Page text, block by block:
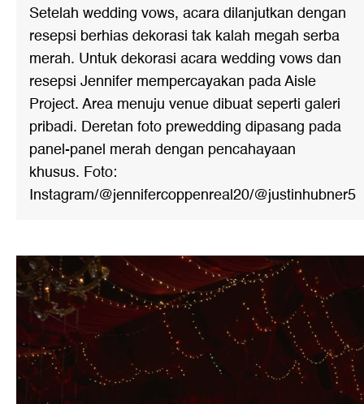
Setelah wedding vows, acara dilanjutkan dengan
resepsi berhias dekorasi tak kalah megah serba
merah. Untuk dekorasi acara wedding vows dan
resepsi Jennifer mempercayakan pada Aisle
Project. Area menuju venue dibuat seperti galeri
pribadi. Deretan foto prewedding dipasang pada
panel-panel merah dengan pencahayaan
khusus. Foto:
Instagram/@jennifercoppenreal20/@justinhubner5